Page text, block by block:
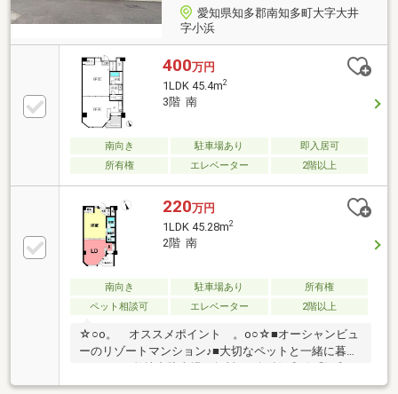
愛知県知多郡南知多町大字大井
字小浜
400万円
1LDK 45.4m2
3階 南
南向き 駐車場あり
即入居可
所有権
エレベーター 2階以上
220万円
1LDK 45.28m2
2階 南
南向き 駐車場あり
所有権
ペット相談可
エレベーター 2階以上
☆○o。 オススメポイント 。o○☆■オーシャンビュ
ーのリゾートマンション♪■大切なペットと一緒に暮ら
駅：バス乗車約30分 「北大井」停より徒歩約5分■み